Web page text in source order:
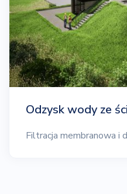
Odzysk wody ze
Filtracja membranowa i